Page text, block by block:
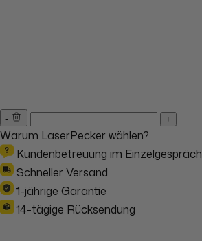
- +
Warum LaserPecker wählen?
Kundenbetreuung im Einzelgespräch
Schneller Versand
1-jährige Garantie
14-tägige Rücksendung